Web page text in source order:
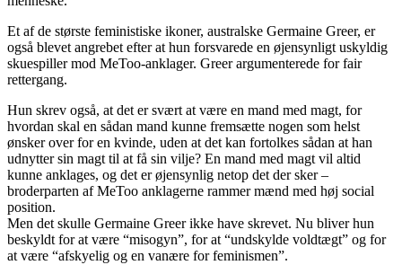
Et af de største feministiske ikoner, australske Germaine Greer, er
også blevet angrebet efter at hun forsvarede en øjensynligt uskyldig
skuespiller mod MeToo-anklager. Greer argumenterede for fair
rettergang.
Hun skrev også, at det er svært at være en mand med magt, for
hvordan skal en sådan mand kunne fremsætte nogen som helst
ønsker over for en kvinde, uden at det kan fortolkes sådan at han
udnytter sin magt til at få sin vilje? En mand med magt vil altid
kunne anklages, og det er øjensynlig netop det der sker –
broderparten af MeToo anklagerne rammer mænd med høj social
position.
Men det skulle Germaine Greer ikke have skrevet. Nu bliver hun
beskyldt for at være “misogyn”, for at “undskylde voldtægt” og for
at være “afskyelig og en vanære for feminismen”.